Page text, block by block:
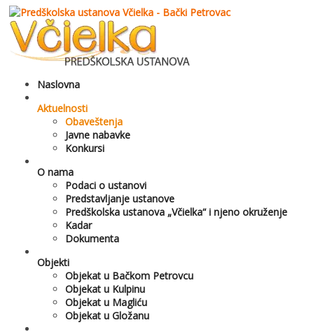
Naslovna
Aktuelnosti
Obaveštenja
Javne nabavke
Konkursi
O nama
Podaci o ustanovi
Predstavljanje ustanove
Predškolska ustanova „Včielka“ i njeno okruženje
Kadar
Dokumenta
Objekti
Objekat u Bačkom Petrovcu
Objekat u Kulpinu
Objekat u Magliću
Objekat u Gložanu